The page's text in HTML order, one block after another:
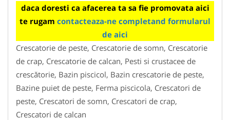
daca doresti ca afacerea ta sa fie promovata aici
te rugam contacteaza-ne completand formularul
de aici
Crescatorie de peste, Crescatorie de somn, Crescatorie
de crap, Crescatorie de calcan, Pesti si crustacee de
crescătorie, Bazin piscicol, Bazin crescatorie de peste,
Bazine puiet de peste, Ferma piscicola, Crescatori de
peste, Crescatori de somn, Crescatori de crap,
Crescatori de calcan